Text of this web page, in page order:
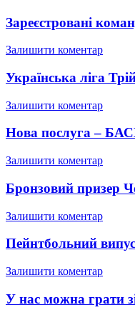
Зареєстровані
Залишити коментар
Українська ліга
Залишити коментар
Нова послуга –
Залишити коментар
Бронзовий призер
Залишити коментар
Пейнтбольний
Залишити коментар
У нас можна грати